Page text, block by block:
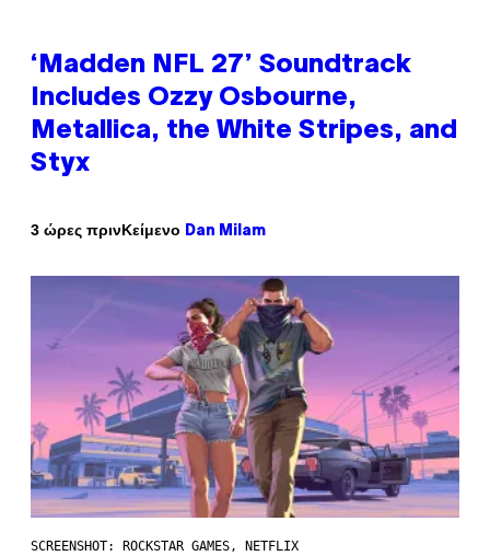
‘Madden NFL 27’ Soundtrack
Includes Ozzy Osbourne,
Metallica, the White Stripes, and
Styx
3 ώρες πρινΚείμενο Dan Milam
SCREENSHOT: ROCKSTAR GAMES, NETFLIX